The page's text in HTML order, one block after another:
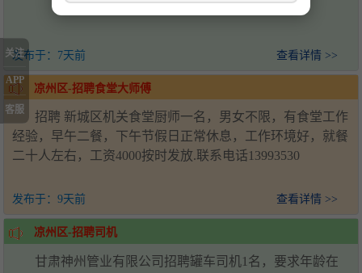
发布于： 7天前 查看详情 >>
凉州区-招聘食堂大师傅
招聘 新城区机关食堂厨师一名，男女不限，有食堂工作
经验，早午二餐，下午节假日正常休息，工作环境好，就餐
二十人左右，工资4000按时发放.联系电话13993530
发布于： 9天前 查看详情 >>
凉州区-招聘司机
甘肃神州管业有限公司招聘罐车司机1名，要求年龄在
关注
APP
客服